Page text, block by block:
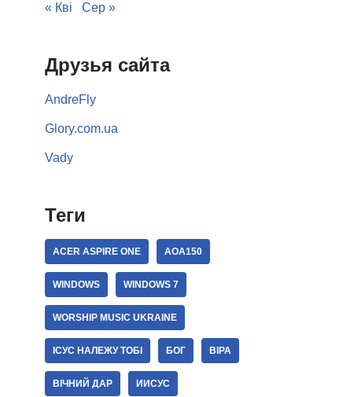
« Кві Сер »
Друзья сайта
AndreFly
Glory.com.ua
Vady
Теги
ACER ASPIRE ONE AOA150
WINDOWS WINDOWS 7
WORSHIP MUSIC UKRAINE
ІСУС НАЛЕЖУ ТОБІ БОГ ВІРА
ВІЧНИЙ ДАР ИИСУС